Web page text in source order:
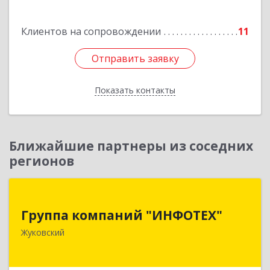
Клиентов на сопровождении 11
Отправить заявку
Показать контакты
Отправить заявку
Назад
Ближайшие партнеры из соседних
регионов
Группа компаний "ИНФОТЕХ"
Жуковский
140180, Московская обл, Жуковский г, Чкалова